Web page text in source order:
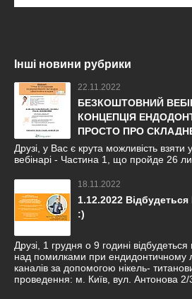
Інші новини рубрики
22.11.2022
БЕЗКОШТОВНИЙ
КОНЦЕПЦІЯ
ПРОСТО ПРО
Друзі, у Вас є крута можливість
вебінарі - Частина 1, що пройде 26
18.11.2022
1.12.2022
:)
Друзі, 1 грудня о 9 годині
над помилками при ендидонтичному
каналів за допомогою нікель-
проведення: м. Київ, вул. Антонова 2/